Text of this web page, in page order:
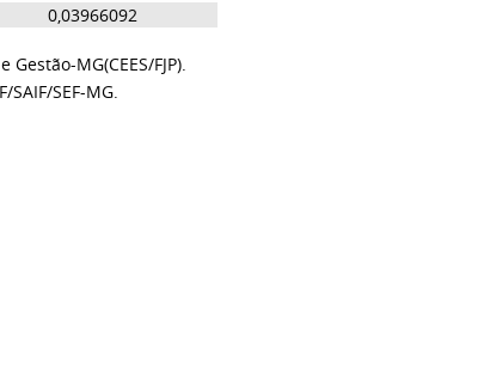
0,03966092
MG(CEES/FJP).
SEF-MG.